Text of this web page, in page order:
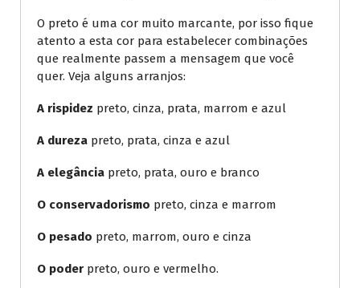
O preto é uma cor muito marcante, por isso fique
atento a esta cor para estabelecer combinações
que realmente passem a mensagem que você
quer. Veja alguns arranjos:
A rispidez preto, cinza, prata, marrom e azul
A dureza preto, prata, cinza e azul
A elegância preto, prata, ouro e branco
O conservadorismo preto, cinza e marrom
O pesado preto, marrom, ouro e cinza
O poder preto, ouro e vermelho.